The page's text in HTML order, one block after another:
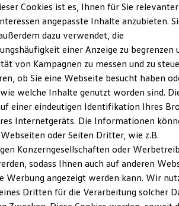
unterwegs
Zuhause
und Lebensdauer
Kauf
Förderung
und Konnektivität
ID. Software 6
Versionen und Updates
Extras
zu Ihrem ID.
und TSI-Motor bringt der effiziente
Reichweite und ordentlich
"Richmond" 7,5 J x 17
Lufteinlass In Wabenstruktur
Cookies ist es, Ihnen für Sie
angepasste Inhalte anzubieten.
dazu verwendet, die
einer Anzeige zu begrenzen
von Kampagnen zu messen und zu
ob Sie eine Webseite besucht haben
welche Inhalte genutzt worden sind.
einer eindeutigen Identifikation Ihres
Internetgeräts. Die Informationen
oder Seiten Dritter, wie z.B.
Konzerngesellschaften oder
sodass Ihnen auch auf anderen
Werbung angezeigt werden kann. Wir
Dritten für die Verarbeitung solcher